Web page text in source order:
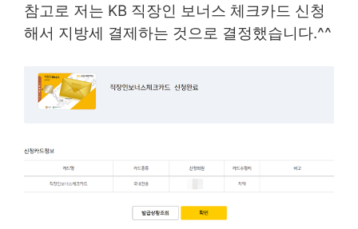
참고로 저는 KB 직장인 보너스 체크카드 신청
해서 지방세 결제하는 것으로 결정했습니다.^^